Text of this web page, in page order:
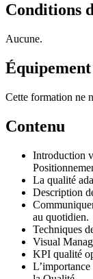
Conditions
Aucune.
Cette formation ne
Contenu
Introduction
La qualité
Description
au quotidien.
Techniques
Visual
KPI qualité